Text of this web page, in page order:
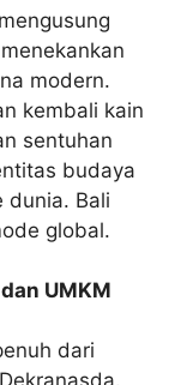
modern.
kembali kain
sentuhan
budaya
dunia. Bali
global.
UMKM
dari